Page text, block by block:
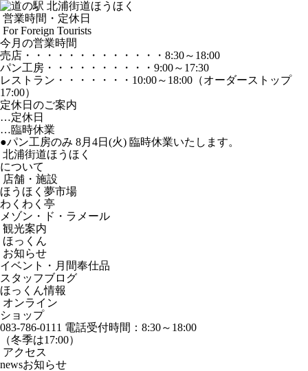
営業時間・定休日
For Foreign Tourists
今月の営業時間
売店 ・・・・・・・・・・・・・ 8:30～18:00
パン工房 ・・・・・・・・・・ 9:00～17:30
レストラン ・・・・・・・ 10:00～18:00 （オーダーストップ
17:00）
定休日のご案内
…定休日
…臨時休業
●パン工房のみ 8月4日(火) 臨時休業いたします。
北浦街道ほうほく
について
店舗・施設
ほうほく夢市場
わくわく亭
メゾン・ド・ラメール
観光案内
ほっくん
お知らせ
イベント・月間奉仕品
スタッフブログ
ほっくん情報
オンライン
ショップ
083-786-0111 電話受付時間：8:30～18:00
（冬季は17:00）
アクセス
newsお知らせ